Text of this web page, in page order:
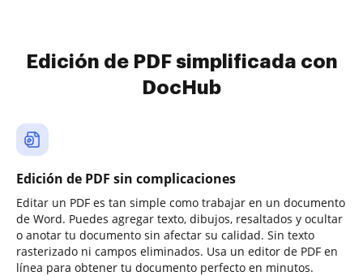
Edición de PDF simplificada con
DocHub
Edición de PDF sin complicaciones
Editar un PDF es tan simple como trabajar en un documento
de Word. Puedes agregar texto, dibujos, resaltados y ocultar
o anotar tu documento sin afectar su calidad. Sin texto
rasterizado ni campos eliminados. Usa un editor de PDF en
línea para obtener tu documento perfecto en minutos.